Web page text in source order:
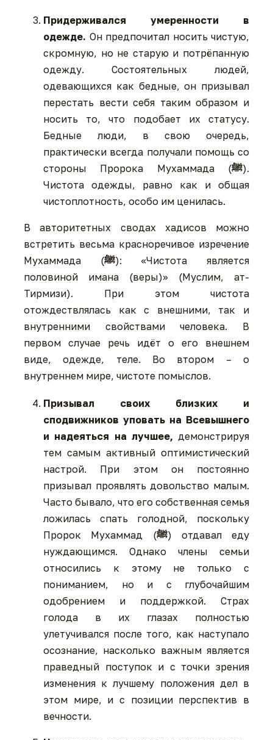
Придерживался умеренности в
одежде. Он предпочитал носить чистую,
скромную, но не старую и потрёпанную
одежду. Состоятельных людей,
одевающихся как бедные, он призывал
перестать вести себя таким образом и
носить то, что подобает их статусу.
Бедные люди, в свою очередь,
практически всегда получали помощь со
стороны Пророка Мухаммада (ﷺ).
Чистота одежды, равно как и общая
чистоплотность, особо им ценилась.
В авторитетных сводах хадисов можно
встретить весьма красноречивое изречение
Мухаммада (ﷺ): «Чистота является
половиной имана (веры)» (Муслим, ат-
Тирмизи). При этом чистота
отождествлялась как с внешними, так и
внутренними свойствами человека. В
первом случае речь идёт о его внешнем
виде, одежде, теле. Во втором – о
внутреннем мире, чистоте помыслов.
Призывал своих близких и
сподвижников уповать на Всевышнего
и надеяться на лучшее, демонстрируя
тем самым активный оптимистический
настрой. При этом он постоянно
призывал проявлять довольство малым.
Часто бывало, что его собственная семья
ложилась спать голодной, поскольку
Пророк Мухаммад (ﷺ) отдавал еду
нуждающимся. Однако члены семьи
относились к этому не только с
пониманием, но и с глубочайшим
одобрением и поддержкой. Страх
голода в их глазах полностью
улетучивался после того, как наступало
осознание, насколько важным является
праведный поступок и с точки зрения
изменения к лучшему положения дел в
этом мире, и с позиции перспектив в
вечности.